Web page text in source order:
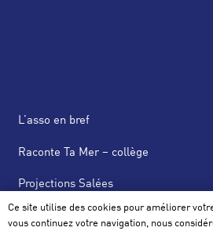
L’asso en bref
Raconte Ta Mer – collège
Projections Salées
News Salées
Ce site utilise des cookies pour améliorer
vous continuez votre navigation, nous